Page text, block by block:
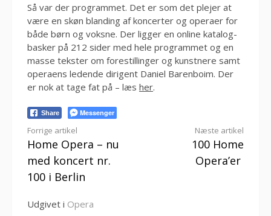
Så var der programmet. Det er som det plejer at
være en skøn blanding af koncerter og operaer for
både børn og voksne. Der ligger en online katalog-
basker på 212 sider med hele programmet og en
masse tekster om forestillinger og kunstnere samt
operaens ledende dirigent Daniel Barenboim. Der
er nok at tage fat på – læs her.
Share Messenger
Læs
videre
Forrige artikel
Home Opera – nu
med koncert nr.
100 i Berlin
Næste artikel
100 Home
Opera’er
Udgivet i Opera